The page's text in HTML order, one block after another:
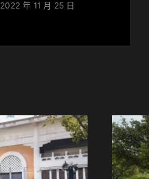
2022 年 11 月 25 日